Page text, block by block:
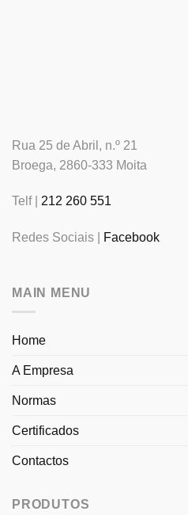
Rua 25 de Abril, n.º 21
Broega, 2860-333 Moita
Telf | 212 260 551
Redes Sociais | Facebook
MAIN MENU
Home
A Empresa
Normas
Certificados
Contactos
PRODUTOS